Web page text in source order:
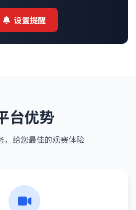
设置提醒
台优势
，给您最佳的观赛体验